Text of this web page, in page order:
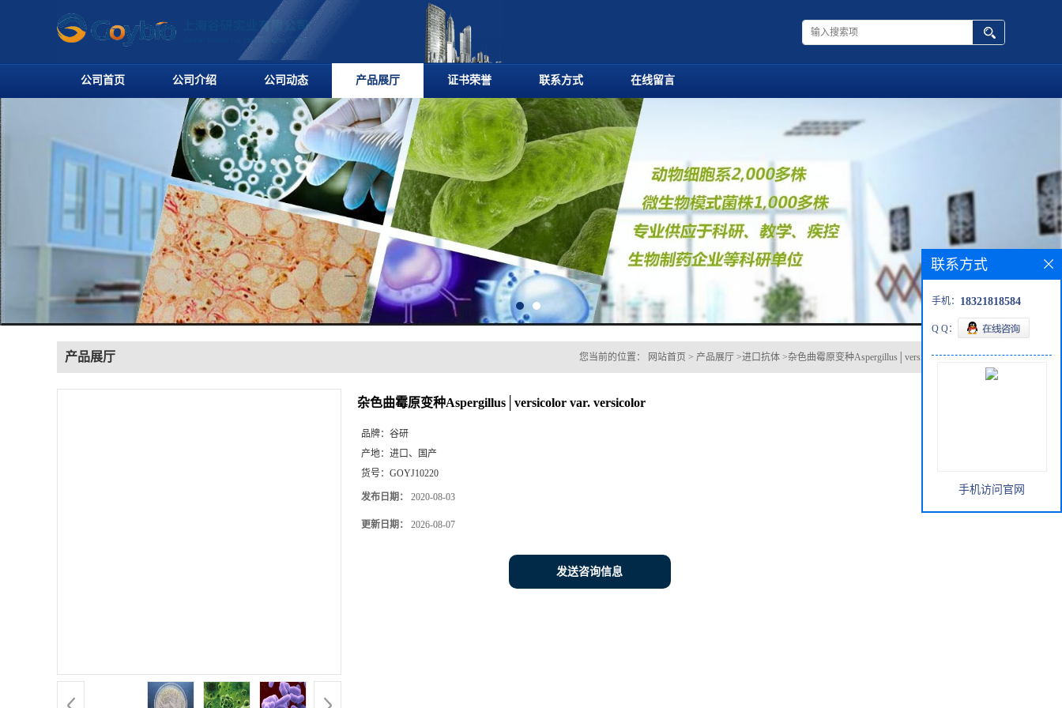
公司首页 公司介绍 公司动态 产品展厅 证书荣誉 联系方式 在线留言
产品展厅 您当前的位置： 网站首页 产品展厅 进口抗体 杂色曲霉原变种Aspergillus│versicolor var. versicolor
杂色曲霉原变种Aspergillus│versicolor var. versicolor
品牌： 谷研
产地： 进口、国产
货号：
GOYJ10220
发布日期： 2020-08-03
更新日期： 2026-08-07
发送咨询信息
联系方式
手机： 18321818584
Q Q：
手机访问官网